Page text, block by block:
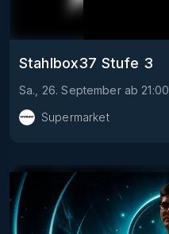
Stahlbox37 Stufe 3
Sa., 26. September ab 21:00
Supermarket